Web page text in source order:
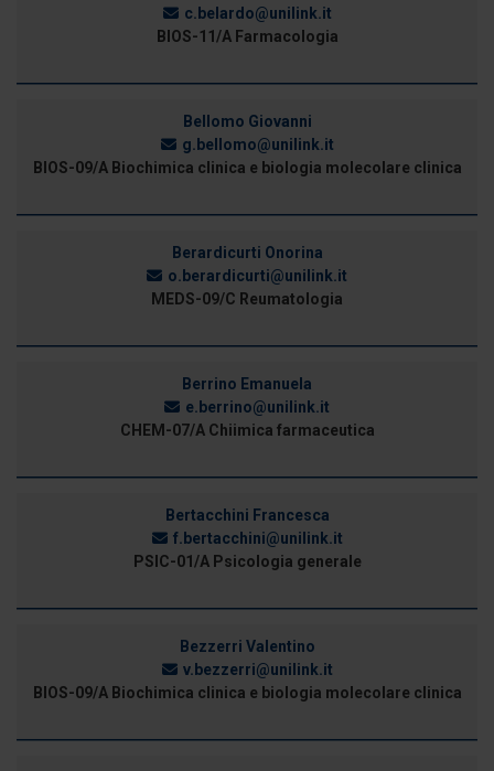
c.belardo@unilink.it
BIOS-11/A Farmacologia
Bellomo Giovanni
g.bellomo@unilink.it
BIOS-09/A Biochimica clinica e biologia molecolare clinica
Berardicurti Onorina
o.berardicurti@unilink.it
MEDS-09/C Reumatologia
Berrino Emanuela
e.berrino@unilink.it
CHEM-07/A Chiimica farmaceutica
Bertacchini Francesca
f.bertacchini@unilink.it
PSIC-01/A Psicologia generale
Bezzerri Valentino
v.bezzerri@unilink.it
BIOS-09/A Biochimica clinica e biologia molecolare clinica